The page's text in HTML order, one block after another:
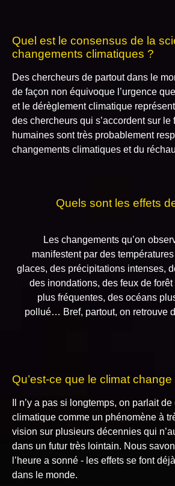
Quel est le consensus de la
changements climatiques ?
Des chercheurs de partout dans le
de façon non équivoque l’urgence
et le dérèglement climatique
des chercheurs qui s’accordent sur
humaines sont très probablement
changements climatiques et du
Quels sont les effets
Les changements qu’on
manifestent par des
glaces, des précipitations intenses,
des inondations, des feux de
plus fréquentes, des océans
pollué… Bref, partout, on retrouve
Qu’est-ce que le climat
Il n’y a pas si longtemps, on parlait
climatique comme un phénomène à
vision sur plusieurs décennies qui
dans un futur très lointain. Nous
l’heure a sonné - les effets se font
dans le monde.